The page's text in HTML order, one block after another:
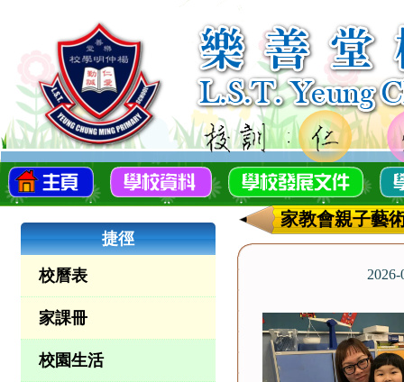
捷徑
校曆表
家課冊
校園生活
家教會親子藝